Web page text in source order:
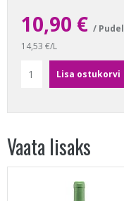
10,90 € / Pudel
14,53 €/L
Vaata lisaks